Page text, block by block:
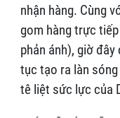
nhận hàng. Cùng
gom hàng trực
phản ánh), giờ
tục tạo ra làn sóng
tê liệt sức lực của